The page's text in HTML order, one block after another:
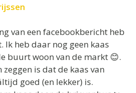
van een facebookbericht heb
Ik heb daar nog geen kaas
buurt woon van de markt 😊.
is dat de kaas van
goed (en lekker) is.